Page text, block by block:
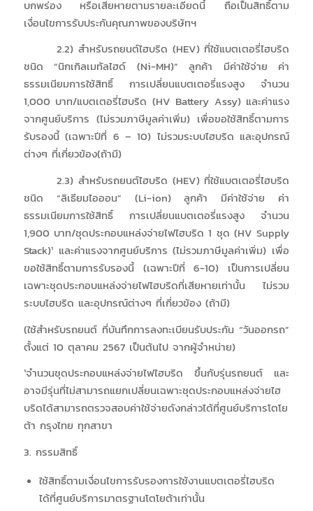
บกพร่อง หรือเสียหายตามรายละเอียดนี้ ถือเป็นสิทธิ์ตาม
เงื่อนไขการรับประกันคุณภาพของบริษัทฯ
2.2) สำหรับรถยนต์ไฮบริด (HEV) ที่ใช้แบตเตอรี่ไฮบริด
ชนิด “นิกเกิลเมทัลไฮด์ (Ni-MH)” ลูกค้า มีค่าใช้จ่าย ค่า
ธรรมเนียมการใช้สิทธิ์ การเปลี่ยนแบตเตอรี่แรงสูง จำนวน
1,000 บาท/แบตเตอรี่ไฮบริด (HV Battery Assy) และค่าแรง
จากศูนย์บริการ (ไม่รวมภาษีมูลค่าเพิ่ม) เพื่อขอใช้สิทธิ์ตามการ
รับรองนี้ (เฉพาะปีที่ 6 – 10) ไม่รวมระบบไฮบริด และอุปกรณ์
ต่างๆ ที่เกี่ยวข้อง(ถ้ามี)
2.3) สำหรับรถยนต์ไฮบริด (HEV) ที่ใช้แบตเตอรี่ไฮบริด
ชนิด “ลิเธียมไอออน” (Li-ion) ลูกค้า มีค่าใช้จ่าย ค่า
ธรรมเนียมการใช้สิทธิ์ การเปลี่ยนแบตเตอรี่แรงสูง จำนวน
1,900 บาท/ชุดประกอบแหล่งจ่ายไฟไฮบริด 1 ชุด (HV Supply
Stack)¹ และค่าแรงจากศูนย์บริการ (ไม่รวมภาษีมูลค่าเพิ่ม) เพื่อ
ขอใช้สิทธิ์ตามการรับรองนี้ (เฉพาะปีที่ 6-10) เป็นการเปลี่ยน
เฉพาะชุดประกอบแหล่งจ่ายไฟไฮบริดที่เสียหายเท่านั้น ไม่รวม
ระบบไฮบริด และอุปกรณ์ต่างๆ ที่เกี่ยวข้อง (ถ้ามี)
(ใช้สำหรับรถยนต์ ที่บันทึกการลงทะเบียนรับประกัน “วันออกรถ”
ตั้งแต่ 10 ตุลาคม 2567 เป็นต้นไป จากผู้จำหน่าย)
¹จำนวนชุดประกอบแหล่งจ่ายไฟไฮบริด ขึ้นกับรุ่นรถยนต์ และ
อาจมีรุ่นที่ไม่สามารถแยกเปลี่ยนเฉพาะชุดประกอบแหล่งจ่ายไฮ
บริดได้สามารถตรวจสอบค่าใช้จ่ายดังกล่าวได้ที่ศูนย์บริการโตโย
ต้า กรุงไทย ทุกสาขา
3. กรรมสิทธิ์
ใช้สิทธิ์ตามเงื่อนไขการรับรองการใช้งานแบตเตอรี่ไฮบริด
ได้ที่ศูนย์บริการมาตรฐานโตโยต้าเท่านั้น